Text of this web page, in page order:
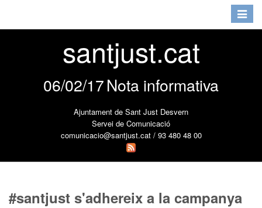
Toggle
santjust.cat
06/02/17Nota informativa
Ajuntament de Sant Just Desvern
Servei de Comunicació
comunicacio@santjust.cat / 93 480 48 00
#santjust s'adhereix a la campanya